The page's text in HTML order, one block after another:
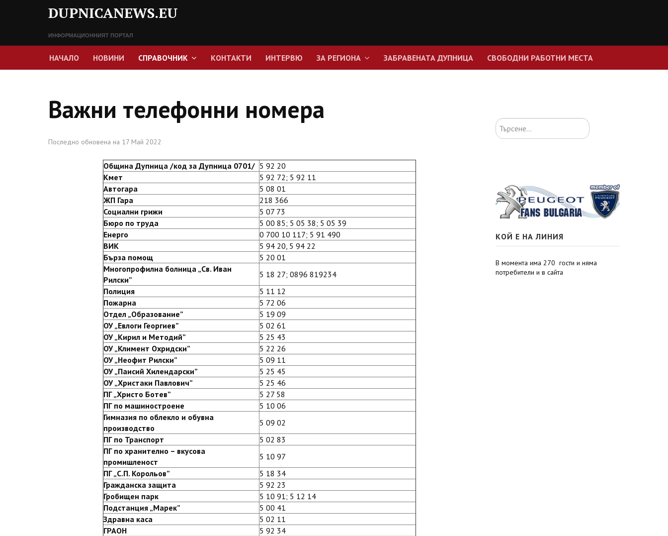
DUPNICANEWS.EU
ИНФОРМАЦИОННИЯТ ПОРТАЛ
НАЧАЛО НОВИНИ СПРАВОЧНИК КОНТАКТИ ИНТЕРВЮ ЗА РЕГИОНА ЗАБРАВЕНАТА ДУПНИЦА СВОБОДНИ РАБОТНИ МЕСТА
Важни телефонни номера
Последно обновена на 17 Май 2022
Община Дупница /код за Дупница 0701/ 5 92 20
Кмет
5 92 72; 5 92 11
Автогара
5 08 01
ЖП Гара
218 366
Социални грижи
5 07 73
Бюро по труда
5 00 85; 5 05 38; 5 05 39
Енерго
0 700 10 117; 5 91 490
ВИК
5 94 20, 5 94 22
Бърза помощ
5 20 01
Многопрофилна болница „Св. Иван
Рилски”
5 18 27; 0896 819234
Полиция
5 11 12
Пожарна
5 72 06
Отдел „Образование”
5 19 09
ОУ „Евлоги Георгиев”
5 02 61
ОУ „Кирил и Методий”
5 25 43
ОУ „Климент Охридски”
5 22 26
ОУ „Неофит Рилски”
5 09 11
ОУ „Паисий Хилендарски”
5 25 45
ОУ „Христаки Павлович”
5 25 46
ПГ „Христо Ботев”
5 27 58
ПГ по машиностроене
5 10 06
Гимназия по облекло и обувна
производство
5 09 02
ПГ по Транспорт
5 02 83
ПГ по хранително – вкусова
промишленост
5 10 97
ПГ „С.П. Корольов”
5 18 34
Гражданска защита
5 92 23
Гробищен парк
5 10 91; 5 12 14
Подстанция „Марек”
5 00 41
Здравна каса
5 02 11
ГРАОН
5 92 34
Търсене...
КОЙ Е НА ЛИНИЯ
В момента има 270 гости и няма
потребители и в сайта